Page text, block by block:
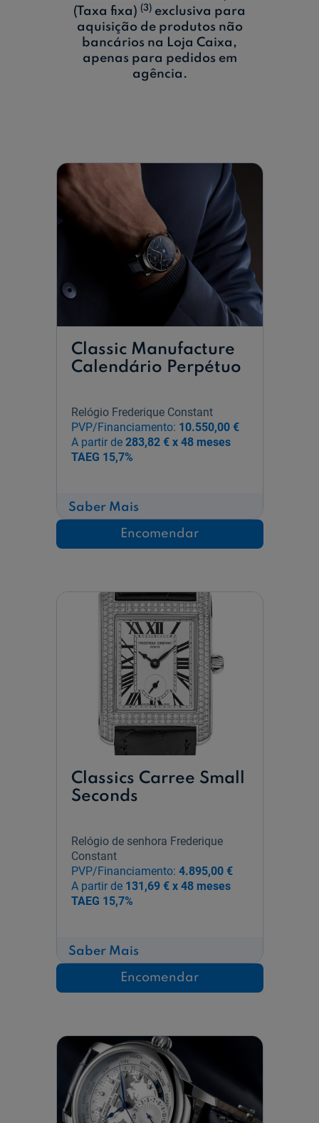
(Taxa fixa) (3) exclusiva para
aquisição de produtos não
bancários na Loja Caixa,
apenas para pedidos em
agência.
Classic Manufacture
Calendário Perpétuo
Relógio Frederique Constant
PVP/Financiamento: 10.550,00 €
A partir de 283,82 € x 48 meses
TAEG 15,7%
Saber Maissobre
Classic
Manufacture
Calendário
Perpétuo
Encomendar
Classics Carree Small
Seconds
Relógio de senhora Frederique
Constant
PVP/Financiamento: 4.895,00 €
A partir de 131,69 € x 48 meses
TAEG 15,7%
Saber Maissobre
Classics
Carree
Small
Seconds
Encomendar